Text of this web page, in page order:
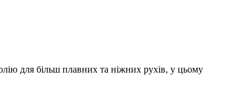
для більш плавних та ніжних рухів, у цьому